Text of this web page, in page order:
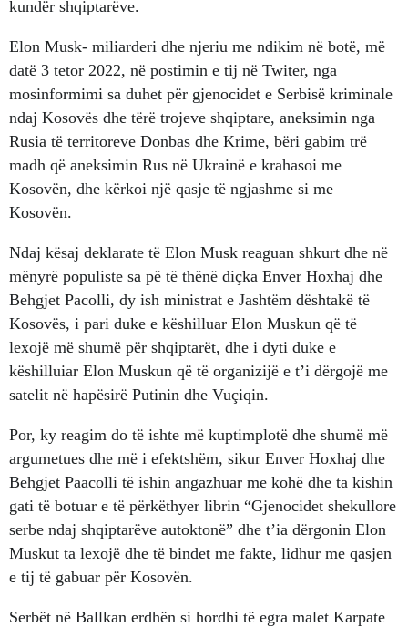
kundër shqiptarëve.
Elon Musk- miliarderi dhe njeriu me ndikim në botë, më
datë 3 tetor 2022, në postimin e tij në Twiter, nga
mosinformimi sa duhet për gjenocidet e Serbisë kriminale
ndaj Kosovës dhe tërë trojeve shqiptare, aneksimin nga
Rusia të territoreve Donbas dhe Krime, bëri gabim trë
madh që aneksimin Rus në Ukrainë e krahasoi me
Kosovën, dhe kërkoi një qasje të ngjashme si me
Kosovën.
Ndaj kësaj deklarate të Elon Musk reaguan shkurt dhe në
mënyrë populiste sa pë të thënë diçka Enver Hoxhaj dhe
Behgjet Pacolli, dy ish ministrat e Jashtëm dështakë të
Kosovës, i pari duke e këshilluar Elon Muskun që të
lexojë më shumë për shqiptarët, dhe i dyti duke e
këshilluiar Elon Muskun që të organizijë e t’i dërgojë me
satelit në hapësirë Putinin dhe Vuçiqin.
Por, ky reagim do të ishte më kuptimplotë dhe shumë më
argumetues dhe më i efektshëm, sikur Enver Hoxhaj dhe
Behgjet Paacolli të ishin angazhuar me kohë dhe ta kishin
gati të botuar e të përkëthyer librin “Gjenocidet shekullore
serbe ndaj shqiptarëve autoktonë” dhe t’ia dërgonin Elon
Muskut ta lexojë dhe të bindet me fakte, lidhur me qasjen
e tij të gabuar për Kosovën.
Serbët në Ballkan erdhën si hordhi të egra malet Karpate